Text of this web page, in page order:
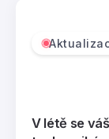
V létě se